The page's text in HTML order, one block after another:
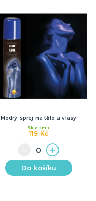
Modrý sprej na tělo a vlasy
119 Kč
Skladem
Do košíku